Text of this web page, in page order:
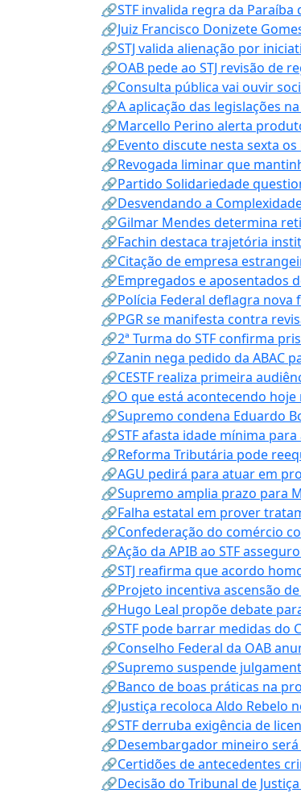
🔗STF invalida regra da
🔗Juiz Francisco Donizete
🔗STJ valida alienação por
🔗OAB pede ao STJ revisão de
🔗Consulta pública vai ouvir
🔗A aplicação das legislações
🔗Marcello Perino alerta
🔗Evento discute nesta sexta
🔗Revogada liminar que
🔗Partido Solidariedade
🔗Desvendando a
🔗Gilmar Mendes determina
🔗Fachin destaca trajetória
🔗Citação de empresa
🔗Empregados e aposentados
🔗Polícia Federal deflagra nova
🔗PGR se manifesta contra
🔗2ª Turma do STF confirma
🔗Zanin nega pedido da ABAC
🔗CESTF realiza primeira
🔗O que está acontecendo hoje
🔗Supremo condena Eduardo
🔗STF afasta idade mínima
🔗Reforma Tributária pode
🔗AGU pedirá para atuar em
🔗Supremo amplia prazo para
🔗Falha estatal em prover
🔗Confederação do comércio
🔗Ação da APIB ao STF
🔗STJ reafirma que acordo
🔗Projeto incentiva ascensão
🔗Hugo Leal propõe debate
🔗STF pode barrar medidas do
🔗Conselho Federal da OAB
🔗Supremo suspende
🔗Banco de boas práticas na
🔗Justiça recoloca Aldo Rebelo
🔗STF derruba exigência de
🔗Desembargador mineiro
🔗Certidões de antecedentes
🔗Decisão do Tribunal de